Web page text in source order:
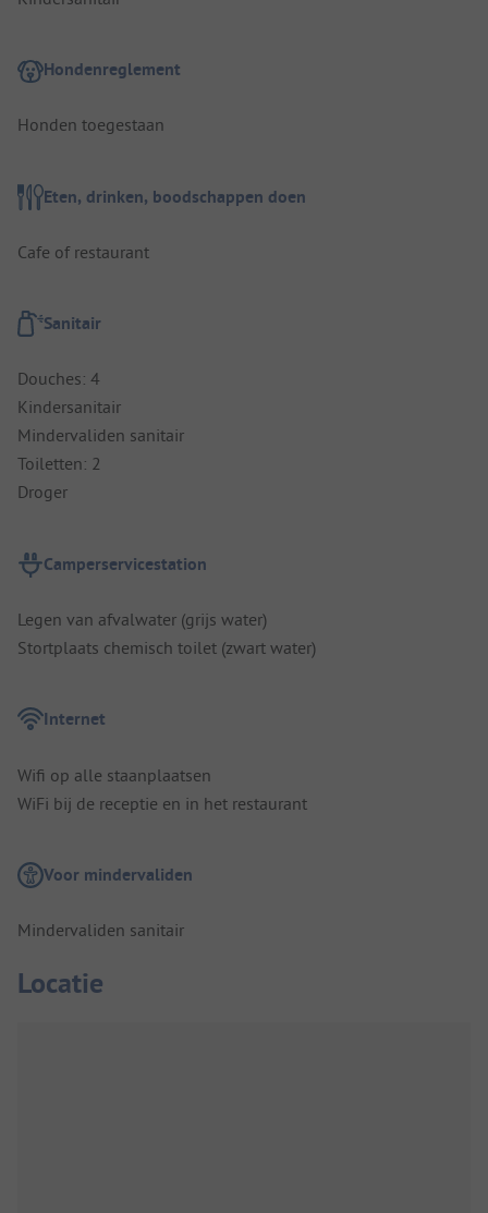
Hondenreglement
Honden toegestaan
Eten, drinken, boodschappen doen
Cafe of restaurant
Sanitair
Douches: 4
Kindersanitair
Mindervaliden sanitair
Toiletten: 2
Droger
Camperservicestation
Legen van afvalwater (grijs water)
Stortplaats chemisch toilet (zwart water)
Internet
Wifi op alle staanplaatsen
WiFi bij de receptie en in het restaurant
Voor mindervaliden
Mindervaliden sanitair
Locatie